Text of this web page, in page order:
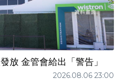
放 金管會給出「警告」
2026.08.06 23:00